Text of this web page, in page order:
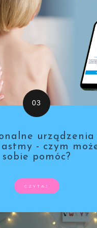
urządzenia
- czym
sobie pomóc?
CZYTAJ